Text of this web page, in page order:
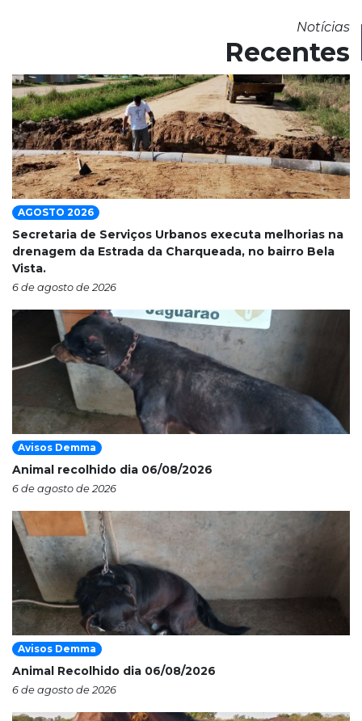
Notícias
Recentes
AGOSTO 2026
Secretaria de Serviços Urbanos executa melhorias na
drenagem da Estrada da Charqueada, no bairro Bela
Vista.
6 de agosto de 2026
Avisos Demma
Animal recolhido dia 06/08/2026
6 de agosto de 2026
Avisos Demma
Animal Recolhido dia 06/08/2026
6 de agosto de 2026